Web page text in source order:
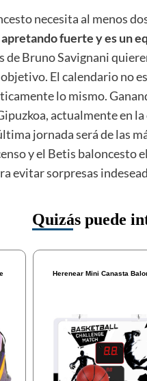
necesita al menos
fuerte y es un
de Bruno Savignani
El calendario no
lo mismo.
actualmente en
jornada será de las
y el Betis baloncesto
evitar sorpresas